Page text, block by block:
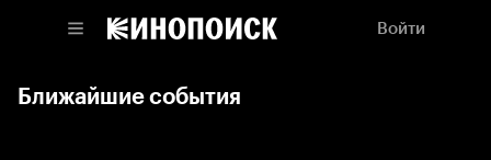
Войти
Ближайшие события